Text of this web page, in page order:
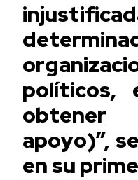
apoyo)”,
en su